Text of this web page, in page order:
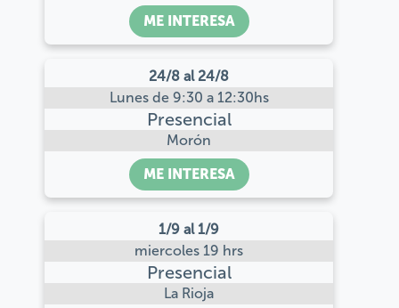
ME INTERESA
24/8 al 24/8
Lunes de 9:30 a 12:30hs
Presencial
Morón
ME INTERESA
1/9 al 1/9
miercoles 19 hrs
Presencial
La Rioja